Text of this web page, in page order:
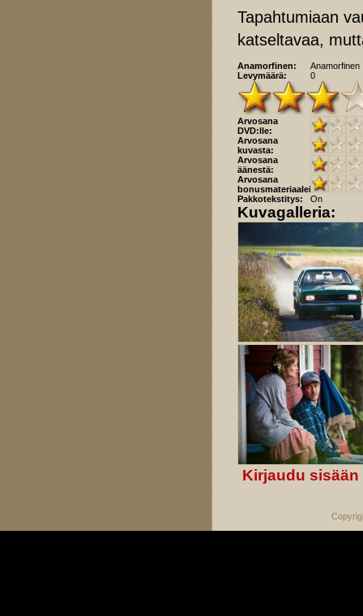
Tapahtumiaan
katseltavaa,
Anamorfinen:
Anamorfinen
Levymäärä:
0
Arvosana
DVD:lle:
Arvosana
kuvasta:
Arvosana
äänestä:
Arvosana
bonusmateriaaleista:
Pakkotekstitys:
On
Kuvagalleria:
Kirjaudu sisään